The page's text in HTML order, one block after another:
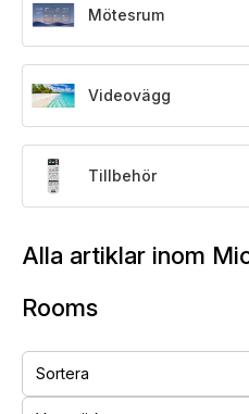
Mötesrum
Videovägg
Tillbehör
Alla artiklar inom
Rooms
Sortera